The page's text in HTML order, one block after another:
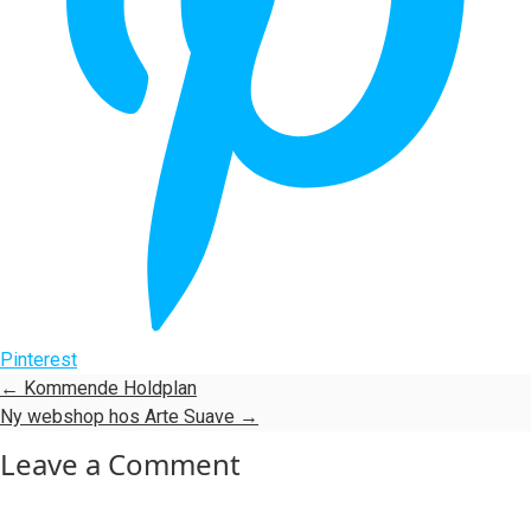
Pinterest
← Kommende Holdplan
Ny webshop hos Arte Suave →
Leave a Comment